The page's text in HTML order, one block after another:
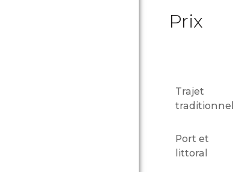
Prix
Trajet
traditionnel
Port et
littoral